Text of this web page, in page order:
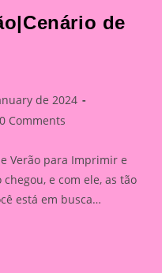
de
de 2024
0 Comments
Verão para Imprimir e
e com ele, as tão
está em busca…